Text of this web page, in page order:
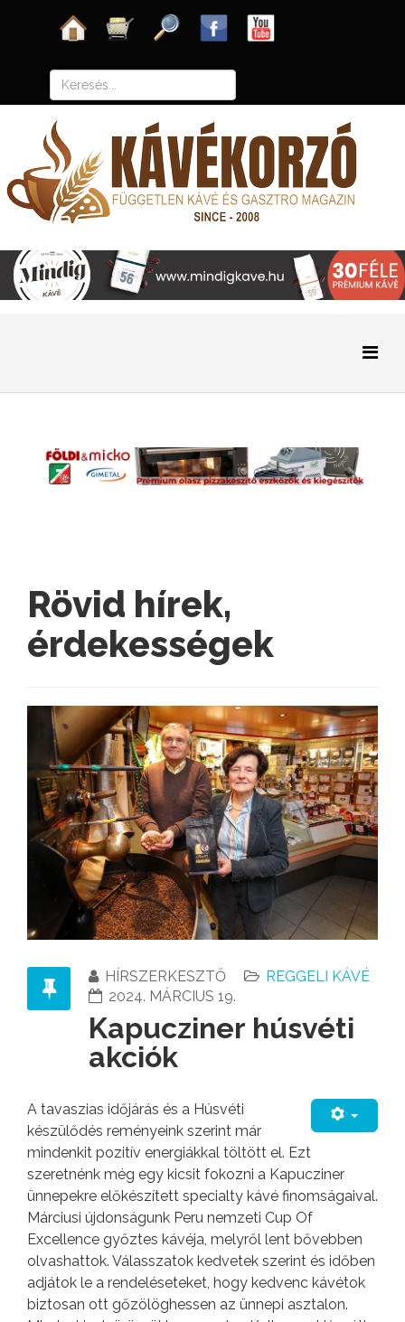
Rövid hírek,
érdekességek
HÍRSZERKESZTŐ
REGGELI KÁVÉ
2024. MÁRCIUS 19.
Kapucziner húsvéti
akciók
A tavaszias időjárás és a Húsvéti
készülődés reményeink szerint már
mindenkit pozitív energiákkal töltött el. Ezt
szeretnénk még egy kicsit fokozni a Kapucziner
ünnepekre előkészített specialty kávé finomságaival.
Márciusi újdonságunk Peru nemzeti Cup Of
Excellence győztes kávéja, melyről lent bővebben
olvashattok. Válasszatok kedvetek szerint és időben
adjátok le a rendeléseteket, hogy kedvenc kávétok
biztosan ott gőzölöghessen az ünnepi asztalon.